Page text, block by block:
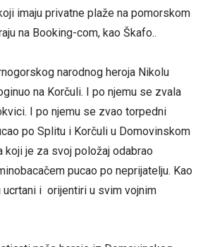
imaju privatne plaže na pomorskom
na Booking-com, kao Škafo..
narodnog heroja Nikolu
na Korčuli. I po njemu se zvala
I po njemu se zvao torpedni
po Splitu i Korčuli u Domovinskom
koji je za svoj položaj odabrao
pucao po neprijatelju. Kao
ucrtani i orijentiri u svim vojnim